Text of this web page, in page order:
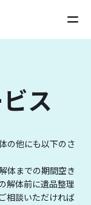
ス
の他にも以下のさ
体までの期間空き
解体前に遺品整理
相談いただければ